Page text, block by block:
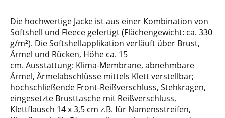
Die hochwertige Jacke ist aus einer Kombination von
Softshell und Fleece gefertigt (Flächengewicht: ca. 330
g/m²). Die Softshellapplikation verläuft über Brust,
Ärmel und Rücken, Höhe ca. 15
cm. Ausstattung: Klima-Membrane, abnehmbare
Ärmel, Ärmelabschlüsse mittels Klett verstellbar;
hochschließende Front-Reißverschluss, Stehkragen,
eingesetzte Brusttasche mit Reißverschluss,
Klettflausch 14 x 3,5 cm z.B. für Namensstreifen,